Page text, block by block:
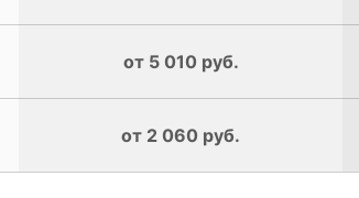
от 5 010 руб.
от 2 060 руб.